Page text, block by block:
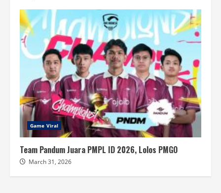
Game Viral
Team Pandum Juara PMPL ID 2026, Lolos PMGO
March 31, 2026